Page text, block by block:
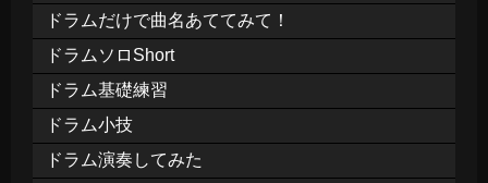
ドラムだけで曲名あててみて！
ドラムソロShort
ドラム基礎練習
ドラム小技
ドラム演奏してみた